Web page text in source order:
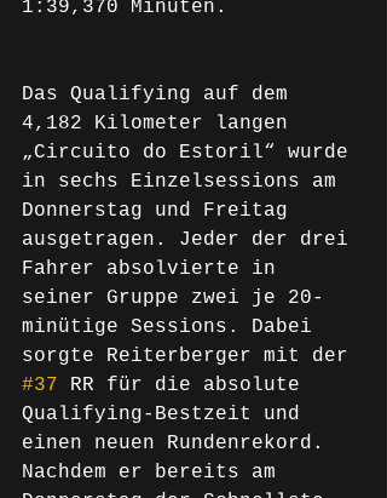
1:39,370 Minuten.
Das Qualifying auf dem
4,182 Kilometer langen
„Circuito do Estoril“ wurde
in sechs Einzelsessions am
Donnerstag und Freitag
ausgetragen. Jeder der drei
Fahrer absolvierte in
seiner Gruppe zwei je 20-
minütige Sessions. Dabei
sorgte Reiterberger mit der
#37 RR für die absolute
Qualifying-Bestzeit und
einen neuen Rundenrekord.
Nachdem er bereits am